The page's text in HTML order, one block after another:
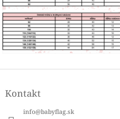
pKontakt
info@babyflag.sk